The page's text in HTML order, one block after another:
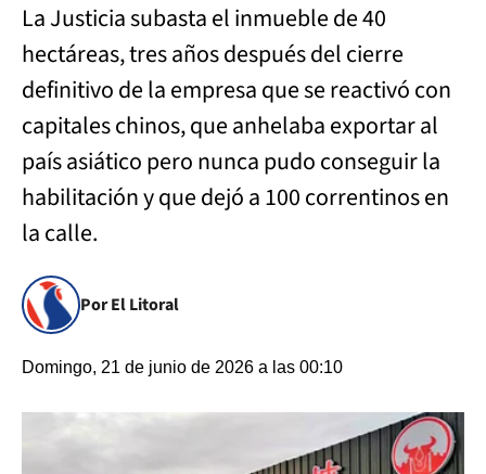
La Justicia subasta el inmueble de 40
hectáreas, tres años después del cierre
definitivo de la empresa que se reactivó con
capitales chinos, que anhelaba exportar al
país asiático pero nunca pudo conseguir la
habilitación y que dejó a 100 correntinos en
la calle.
Por El Litoral
Domingo, 21 de junio de 2026 a las 00:10